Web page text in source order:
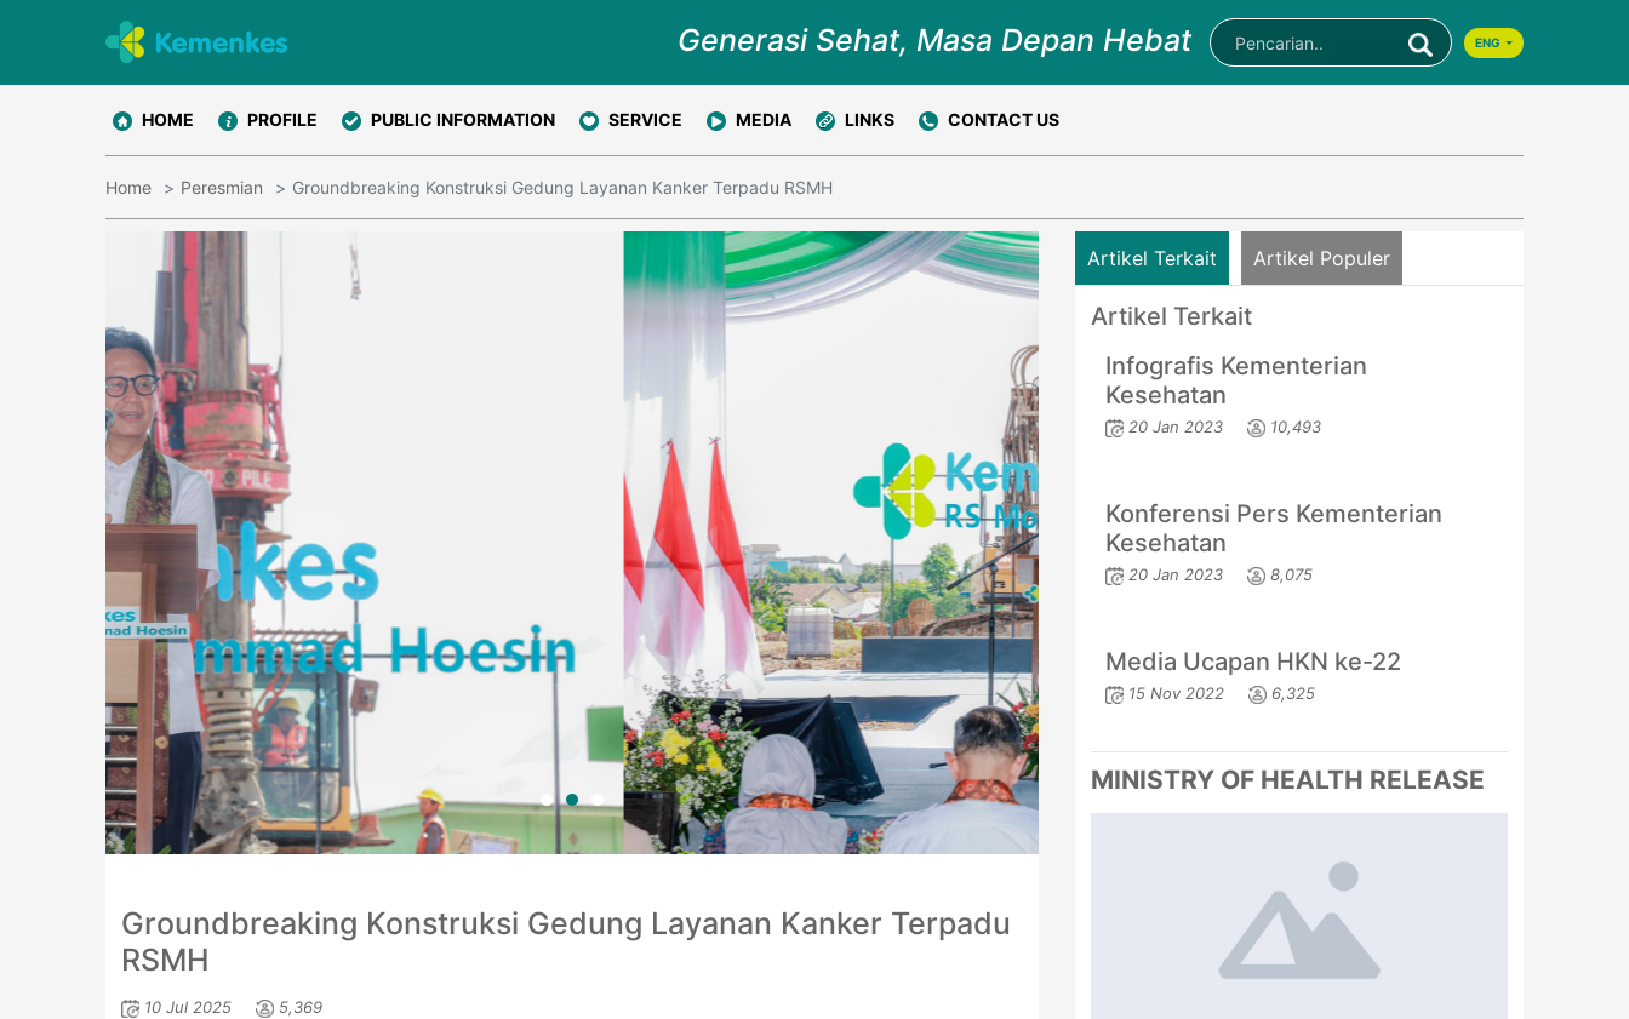
Generasi Sehat, Masa Depan Hebat ENG
HOME PROFILE PUBLIC INFORMATION SERVICE MEDIA LINKS CONTACT US
Home Peresmian Groundbreaking Konstruksi Gedung Layanan Kanker Terpadu RSMH
Groundbreaking Konstruksi Gedung Layanan Kanker Terpadu
RSMH
10 Jul 2025 5,369
Artikel Terkait Artikel Populer
Artikel Terkait
Infografis Kementerian
Kesehatan
20 Jan 2023 10,493
Konferensi Pers Kementerian
Kesehatan
20 Jan 2023 8,075
Media Ucapan HKN ke-22
15 Nov 2022 6,325
MINISTRY OF HEALTH RELEASE